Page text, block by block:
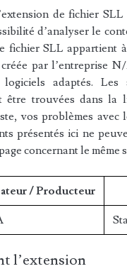
de fichier
d’analyser le
fichier SLL appartient
par l’entreprise
adaptés. Les
être trouvées dans la
vos problèmes avec
présentés ici ne
concernant le même
/ Producteur
l’extension